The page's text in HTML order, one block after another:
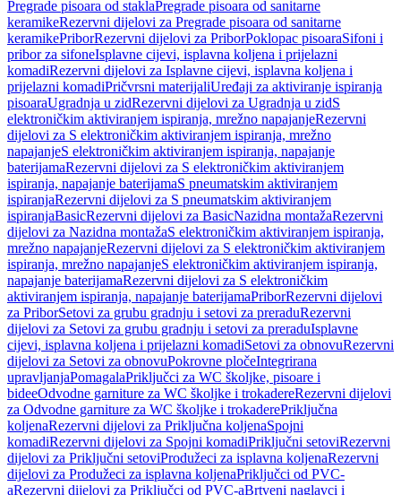
Pregrade pisoara od staklaPregrade pisoara od sanitarne
keramikeRezervni dijelovi za Pregrade pisoara od sanitarne
keramikePriborRezervni dijelovi za PriborPoklopac pisoaraSifoni i
pribor za sifoneIsplavne cijevi, isplavna koljena i prijelazni
komadiRezervni dijelovi za Isplavne cijevi, isplavna koljena i
prijelazni komadiPričvrsni materijaliUređaji za aktiviranje ispiranja
pisoaraUgradnja u zidRezervni dijelovi za Ugradnja u zidS
elektroničkim aktiviranjem ispiranja, mrežno napajanjeRezervni
dijelovi za S elektroničkim aktiviranjem ispiranja, mrežno
napajanjeS elektroničkim aktiviranjem ispiranja, napajanje
baterijamaRezervni dijelovi za S elektroničkim aktiviranjem
ispiranja, napajanje baterijamaS pneumatskim aktiviranjem
ispiranjaRezervni dijelovi za S pneumatskim aktiviranjem
ispiranjaBasicRezervni dijelovi za BasicNazidna montažaRezervni
dijelovi za Nazidna montažaS elektroničkim aktiviranjem ispiranja,
mrežno napajanjeRezervni dijelovi za S elektroničkim aktiviranjem
ispiranja, mrežno napajanjeS elektroničkim aktiviranjem ispiranja,
napajanje baterijamaRezervni dijelovi za S elektroničkim
aktiviranjem ispiranja, napajanje baterijamaPriborRezervni dijelovi
za PriborSetovi za grubu gradnju i setovi za preraduRezervni
dijelovi za Setovi za grubu gradnju i setovi za preraduIsplavne
cijevi, isplavna koljena i prijelazni komadiSetovi za obnovuRezervni
dijelovi za Setovi za obnovuPokrovne pločeIntegrirana
upravljanjaPomagalaPriključci za WC školjke, pisoare i
bideeOdvodne garniture za WC školjke i trokadereRezervni dijelovi
za Odvodne garniture za WC školjke i trokaderePriključna
koljenaRezervni dijelovi za Priključna koljenaSpojni
komadiRezervni dijelovi za Spojni komadiPriključni setoviRezervni
dijelovi za Priključni setoviProdužeci za isplavna koljenaRezervni
dijelovi za Produžeci za isplavna koljenaPriključci od PVC-
aRezervni dijelovi za Priključci od PVC-aBrtveni naglavci i